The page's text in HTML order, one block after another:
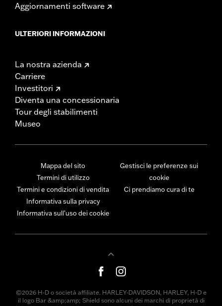
Aggiornamenti software
ULTERIORI INFORMAZIONI
La nostra azienda
Carriere
Investitori
Diventa una concessionaria
Tour degli stabilimenti
Museo
Mappa del sito
Termini di utilizzo
Termini e condizioni di vendita
Informativa sulla privacy
Informativa sull’uso dei cookie
Gestisci le preferenze sui
cookie
Ci prendiamo cura di te
©2026 H-D o società affiliate. HARLEY-DAVIDSON, HARLEY, H-D e
il logo Bar &amp;amp; Shield sono alcuni dei marchi di proprietà di